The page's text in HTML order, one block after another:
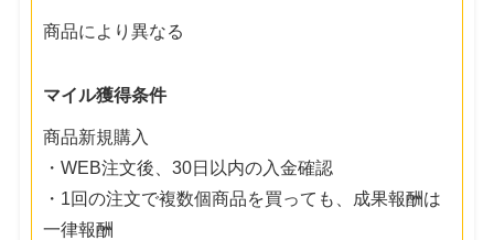
商品により異なる
マイル獲得条件
商品新規購入
・WEB注文後、30日以内の入金確認
・1回の注文で複数個商品を買っても、成果報酬は
一律報酬